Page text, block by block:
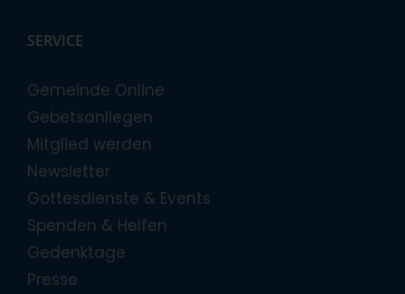
SERVICE
Gemeinde Online
Gebetsanliegen
Mitglied werden
Newsletter
Gottesdienste & Events
Spenden & Helfen
Gedenktage
Presse